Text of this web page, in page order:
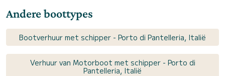
Andere boottypes
Bootverhuur met schipper - Porto di Pantelleria, Italië
Verhuur van Motorboot met schipper - Porto di
Pantelleria, Italië